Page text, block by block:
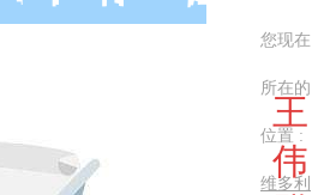
您现在
所在的
位置 :
维多利
王
伟